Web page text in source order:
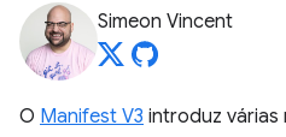
Simeon Vincent
O Manifest V3 introduz várias